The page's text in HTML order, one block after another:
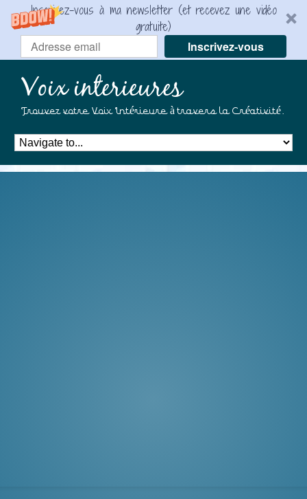
Inscrivez-vous à ma newsletter (et recevez une vidéo
gratuite)
Inscrivez-vous
Voix interieures
Trouvez votre Voix Intérieure à travers la Créativité.